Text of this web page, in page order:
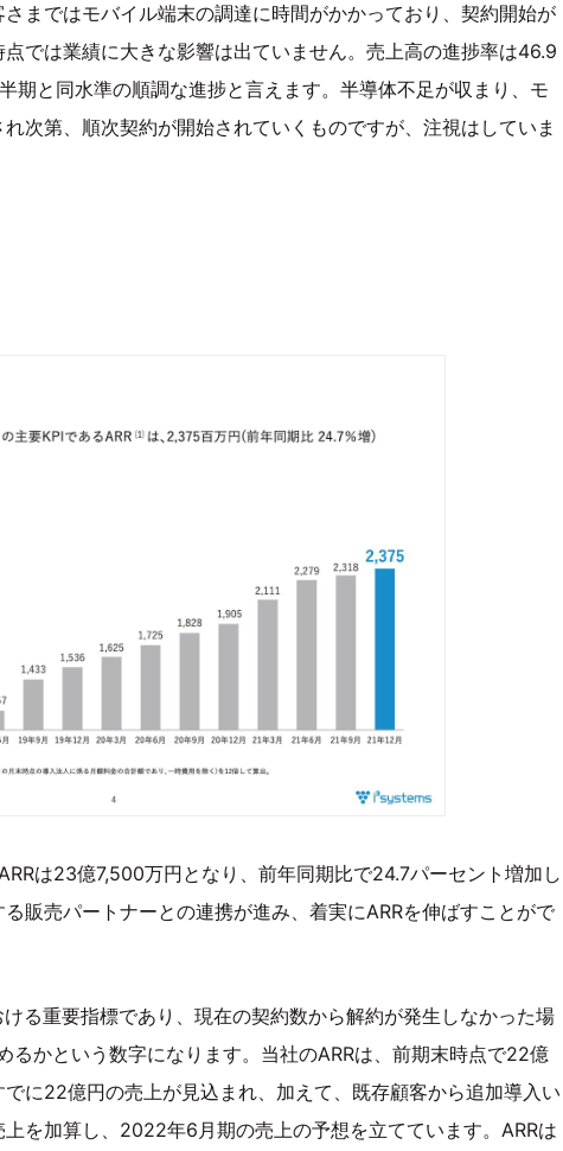
まではモバイル端末の調達に時間がかかっており、契約開始が
では業績に大きな影響は出ていません。売上高の進捗率は46.9
期と同水準の順調な進捗と言えます。半導体不足が収まり、モ
次第、順次契約が開始されていくものですが、注視はしていま
は23億7,500万円となり、前年同期比で24.7パーセント増加し
販売パートナーとの連携が進み、着実にARRを伸ばすことがで
る重要指標であり、現在の契約数から解約が発生しなかった場
るかという数字になります。当社のARRは、前期末時点で22億
に22億円の売上が見込まれ、加えて、既存顧客から追加導入い
を加算し、2022年6月期の売上の予想を立てています。ARRは